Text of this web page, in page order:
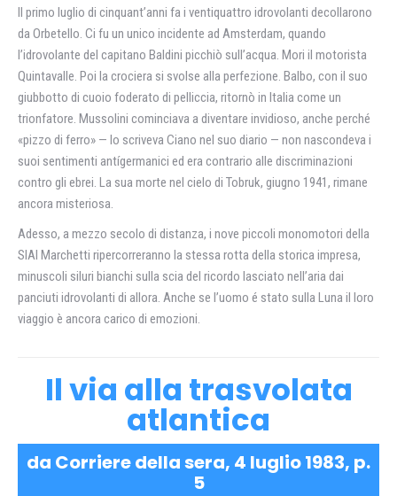
Il primo luglio di cinquant’anni fa i ventiquattro idrovolanti decollarono
da Orbetello. Ci fu un unico incidente ad Amsterdam, quando
l’idrovolante del capitano Baldini picchiò sull’acqua. Mori il motorista
Quintavalle. Poi la crociera si svolse alla perfezione. Balbo, con il suo
giubbotto di cuoio foderato di pelliccia, ritornò in Italia come un
trionfatore. Mussolini cominciava a diventare invidioso, anche perché
«pizzo di ferro» — lo scriveva Ciano nel suo diario — non nascondeva i
suoi sentimenti antígermanici ed era contrario alle discriminazioni
contro gli ebrei. La sua morte nel cielo di Tobruk, giugno 1941, rimane
ancora misteriosa.
Adesso, a mezzo secolo di distanza, i nove piccoli monomotori della
SIAI Marchetti ripercorreranno la stessa rotta della storica impresa,
minuscoli siluri bianchi sulla scia del ricordo lasciato nell’aria dai
panciuti idrovolanti di allora. Anche se l’uomo é stato sulla Luna il loro
viaggio è ancora carico di emozioni.
Il via alla trasvolata
atlantica
da Corriere della sera, 4 luglio 1983, p.
5